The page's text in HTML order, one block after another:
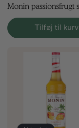
Monin passionsfrugt
Tilføj til kurv